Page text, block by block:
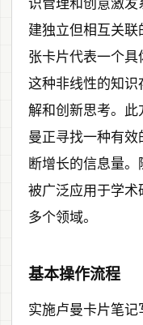
识管理和创意激发
建独立但相互关
张卡片代表一个具
这种非线性的知
解和创新思考。
曼正寻找一种有
断增长的信息量
被广泛应用于学
多个领域。
基本操作流程
实施卢曼卡片笔